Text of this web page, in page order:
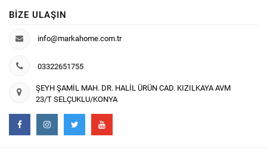
BIZE ULAŞIN
info@markahome.com.tr
03322651755
ŞEYH ŞAMİL MAH. DR. HALİL ÜRÜN CAD. KIZILKAYA AVM
23/T SELÇUKLU/KONYA